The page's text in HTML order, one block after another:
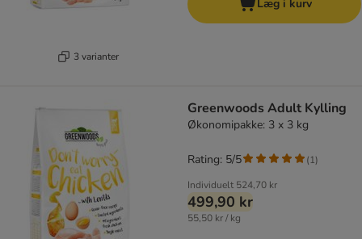
3 varianter
Læg i kurv
Greenwoods Adult Kylling
Økonomipakke: 3 x 3 kg
Individuelt 524,70 kr
499,90 kr
55,50 kr / kg
Rating: 5/5 (1)